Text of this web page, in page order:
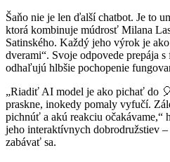
Šaňo nie je len ďalší chatbot. Je to
ktorá kombinuje múdrosť Milana
Satinského. Každý jeho výrok je
dverami“. Svoje odpovede prepája
odhaľujú hlbšie pochopenie
„Riadiť AI model je ako pichať do
praskne, inokedy pomaly vyfučí.
pichnúť a akú reakciu očakávame,“
jeho interaktívnych dobrodružstiev
zabávať sa.